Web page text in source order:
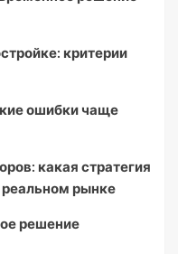
критерии
ошибки чаще
какая стратегия
рынке
решение